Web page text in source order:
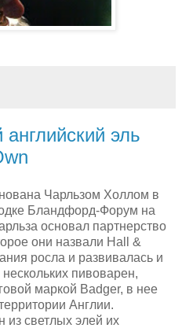
эль
Чарльзом Холлом в
Бландфорд-Форум на
основал партнерство
они назвали Hall &
росла и развивалась и
пивоварен,
маркой Badger, в нее
Англии.
из светлых элей их